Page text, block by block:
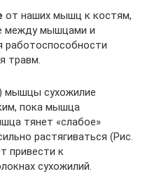
от наших мышц к костям,
между мышцами и
работоспособности
травм.
мышцы сухожилие
пока мышца
тянет «слабое»
растягиваться (Рис.
привести к
сухожилий.